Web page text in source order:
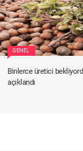
GENEL
Binlerce üretici
açıklandı